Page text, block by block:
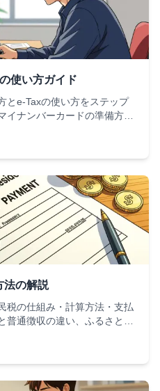
使い方ガイド
とe-Taxの使い方をステップ
イナンバーカードの準備方
紹介します。
法の解説
税の仕組み・計算方法・支払
通徴収の違い、ふるさと納
る完全ガイドです。